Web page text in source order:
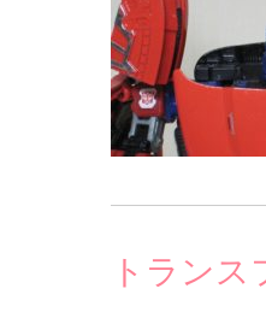
トラン